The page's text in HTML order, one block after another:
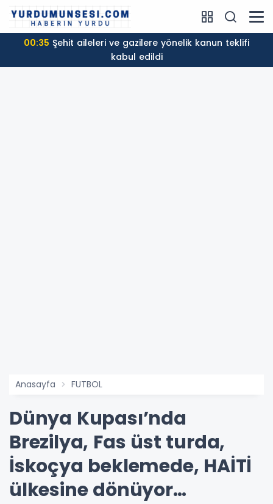
00:35
kabul edildi
Anasayfa FUTBOL
Dünya Kupası’nda
Brezilya, Fas üst turda,
İskoçya beklemede, HAİTİ
ülkesine dönüyor…